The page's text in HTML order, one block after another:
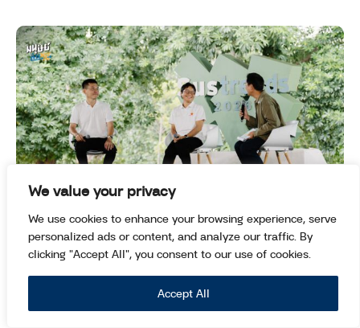
We value your privacy
We use cookies to enhance your browsing experience, serve
personalized ads or content, and analyze our traffic. By
clicking "Accept All", you consent to our use of cookies.
Accept All
Volunteering 101 เรื่องเล่าจากคนทำงาน
อาสา ที่เชื่อว่าโลกนี้ยังไม่ไร้ความหวัง
INSPIRATION